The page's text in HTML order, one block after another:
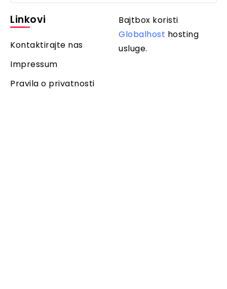
Linkovi
Kontaktirajte nas
Impressum
Pravila o privatnosti
Bajtbox koristi
Globalhost hosting
usluge.